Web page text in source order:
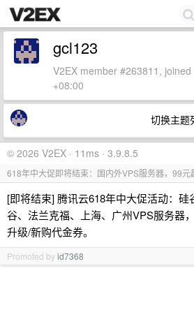
gcl123
V2EX member #263811,
+08:00
切换主题
© 2026 V2EX · 11ms · 3.9.8.5
618年中大促即将结束：国内外VPS服务器，99元
[即将结束] 腾讯云618年中大促活动：硅
谷、法兰克福、上海、广州VPS服务器
升级/新购代金券。
Promoted byid7368